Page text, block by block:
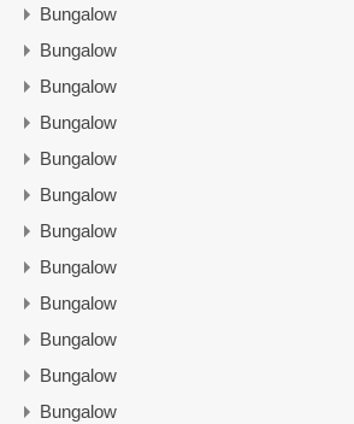
Bungalow
Bungalow
Bungalow
Bungalow
Bungalow
Bungalow
Bungalow
Bungalow
Bungalow
Bungalow
Bungalow
Bungalow